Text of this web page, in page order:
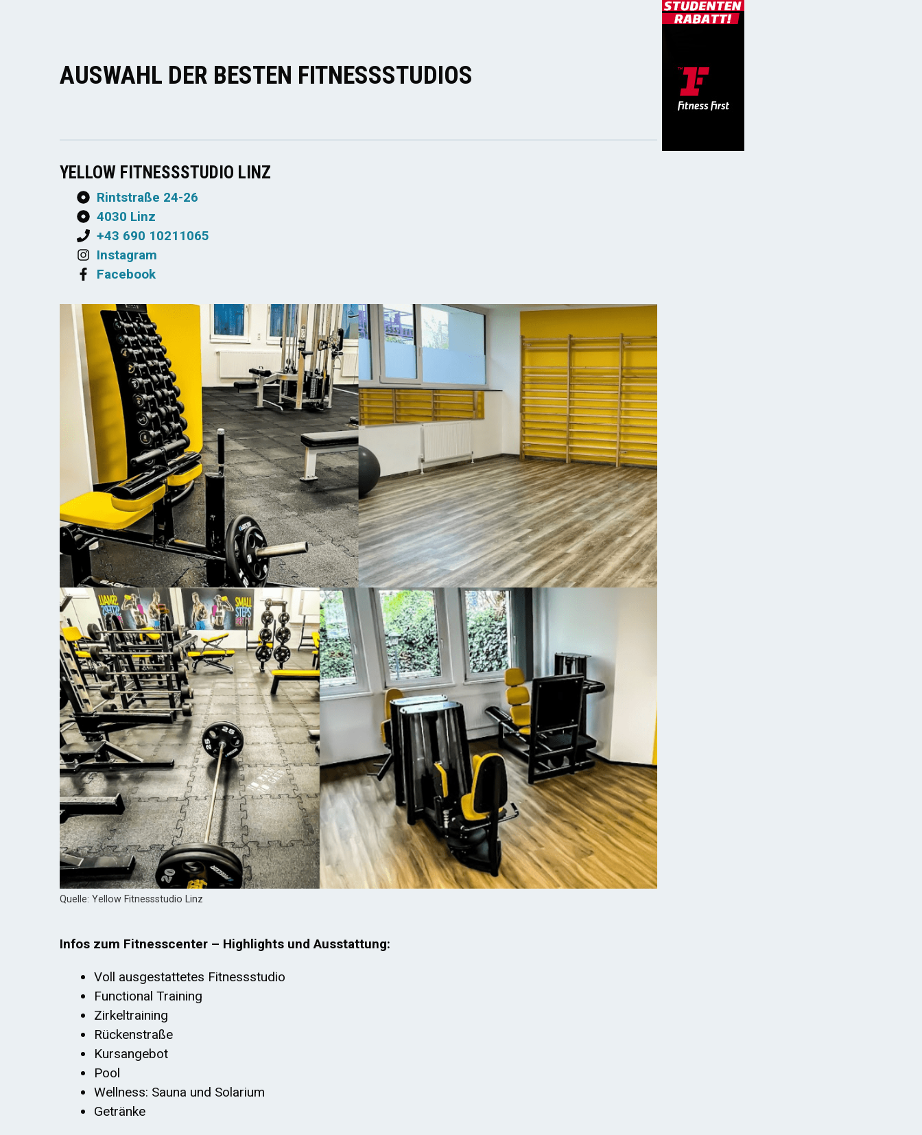
AUSWAHL DER BESTEN FITNESSSTUDIOS
YELLOW FITNESSSTUDIO LINZ
Rintstraße 24-26
4030 Linz
+43 690 10211065
Instagram
Facebook
Quelle: Yellow Fitnessstudio Linz
Infos zum Fitnesscenter – Highlights und Ausstattung:
Voll ausgestattetes Fitnessstudio
Functional Training
Zirkeltraining
Rückenstraße
Kursangebot
Pool
Wellness: Sauna und Solarium
Getränke